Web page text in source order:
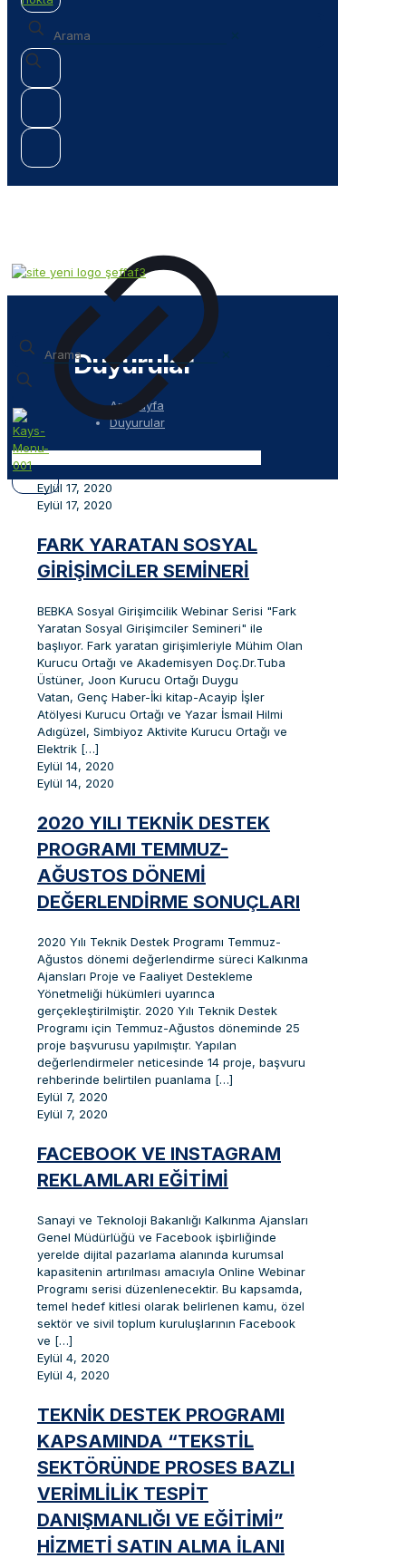
Duyurular
Anasayfa
Duyurular
Eylül 17, 2020
Eylül 17, 2020
FARK YARATAN SOSYAL
GIRIŞIMCILER SEMINERI
BEBKA Sosyal Girişimcilik Webinar Serisi "Fark
Yaratan Sosyal Girişimciler Semineri" ile
başlıyor. Fark yaratan girişimleriyle Mühim Olan
Kurucu Ortağı ve Akademisyen Doç.Dr.Tuba
Üstüner, Joon Kurucu Ortağı Duygu
Vatan, Genç Haber-İki kitap-Acayip İşler
Atölyesi Kurucu Ortağı ve Yazar İsmail Hilmi
Adıgüzel, Simbiyoz Aktivite Kurucu Ortağı ve
Elektrik […]
Eylül 14, 2020
Eylül 14, 2020
2020 YILI TEKNIK DESTEK
PROGRAMI TEMMUZ-
AĞUSTOS DÖNEMI
DEĞERLENDIRME SONUÇLARI
2020 Yılı Teknik Destek Programı Temmuz-
Ağustos dönemi değerlendirme süreci Kalkınma
Ajansları Proje ve Faaliyet Destekleme
Yönetmeliği hükümleri uyarınca
gerçekleştirilmiştir. 2020 Yılı Teknik Destek
Programı için Temmuz-Ağustos döneminde 25
proje başvurusu yapılmıştır. Yapılan
değerlendirmeler neticesinde 14 proje, başvuru
rehberinde belirtilen puanlama […]
Eylül 7, 2020
Eylül 7, 2020
FACEBOOK VE INSTAGRAM
REKLAMLARI EĞITIMI
Sanayi ve Teknoloji Bakanlığı Kalkınma Ajansları
Genel Müdürlüğü ve Facebook işbirliğinde
yerelde dijital pazarlama alanında kurumsal
kapasitenin artırılması amacıyla Online Webinar
Programı serisi düzenlenecektir. Bu kapsamda,
temel hedef kitlesi olarak belirlenen kamu, özel
sektör ve sivil toplum kuruluşlarının Facebook
ve […]
Eylül 4, 2020
Eylül 4, 2020
TEKNIK DESTEK PROGRAMI
KAPSAMINDA “TEKSTIL
SEKTÖRÜNDE PROSES BAZLI
VERIMLILIK TESPIT
DANIŞMANLIĞI VE EĞITIMI”
HIZMETI SATIN ALMA İLANI